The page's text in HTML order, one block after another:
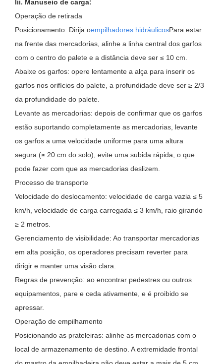
Iii. Manuseio de carga:
Operação de retirada
Posicionamento: Dirija oempilhadores hidráulicosPara estar
na frente das mercadorias, alinhe a linha central dos garfos
com o centro do palete e a distância deve ser ≤ 10 cm.
Abaixe os garfos: opere lentamente a alça para inserir os
garfos nos orifícios do palete, a profundidade deve ser ≥ 2/3
da profundidade do palete.
Levante as mercadorias: depois de confirmar que os garfos
estão suportando completamente as mercadorias, levante
os garfos a uma velocidade uniforme para uma altura
segura (≥ 20 cm do solo), evite uma subida rápida, o que
pode fazer com que as mercadorias deslizem.
Processo de transporte
Velocidade do deslocamento: velocidade de carga vazia ≤ 5
km/h, velocidade de carga carregada ≤ 3 km/h, raio girando
≥ 2 metros.
Gerenciamento de visibilidade: Ao transportar mercadorias
em alta posição, os operadores precisam reverter para
dirigir e manter uma visão clara.
Regras de prevenção: ao encontrar pedestres ou outros
equipamentos, pare e ceda ativamente, e é proibido se
apressar.
Operação de empilhamento
Posicionando as prateleiras: alinhe as mercadorias com o
local de armazenamento de destino. A extremidade frontal